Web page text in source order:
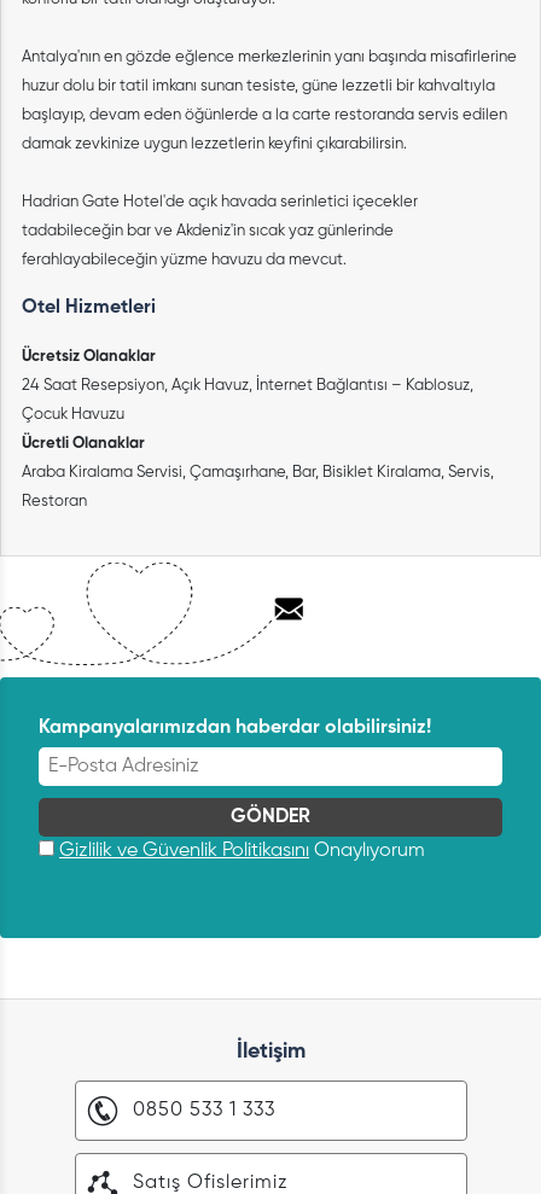
Antalya'nın en gözde eğlence merkezlerinin yanı başında misafirlerine
huzur dolu bir tatil imkanı sunan tesiste, güne lezzetli bir kahvaltıyla
başlayıp, devam eden öğünlerde a la carte restoranda servis edilen
damak zevkinize uygun lezzetlerin keyfini çıkarabilirsin.
Hadrian Gate Hotel'de açık havada serinletici içecekler
tadabileceğin bar ve Akdeniz'in sıcak yaz günlerinde
ferahlayabileceğin yüzme havuzu da mevcut.
Otel Hizmetleri
Ücretsiz Olanaklar
24 Saat Resepsiyon, Açık Havuz, İnternet Bağlantısı – Kablosuz,
Çocuk Havuzu
Ücretli Olanaklar
Araba Kiralama Servisi, Çamaşırhane, Bar, Bisiklet Kiralama, Servis,
Restoran
Kampanyalarımızdan haberdar olabilirsiniz!
Gizlilik ve Güvenlik Politikasını Onaylıyorum
İletişim
0850 533 1 333
Satış Ofislerimiz